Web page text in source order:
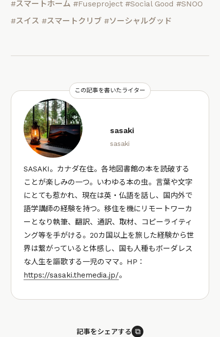
#スマートホーム #Fuseproject #Social Good #SNOO
#スイス #スマートクリブ #ソーシャルグッド
この記事を書いたライター
sasaki
sasaki
SASAKI。カナダ在住。各地図書館の本を読破する
ことが楽しみの一つ。いわゆる本の虫。言葉や文字
にとても惹かれ、現在は英・仏語を話し、国内外で
語学講師の経験を持つ。移住を機にリモートワーカ
ーとなり執筆、翻訳、通訳、取材、コピーライティ
ング等を手がける。20カ国以上を旅した経験から世
界は繋がっていると体感し、国も人種もボーダレス
な人生を謳歌する一児のママ。HP：
https://sasaki.themedia.jp/。
記事をシェアする ⧉